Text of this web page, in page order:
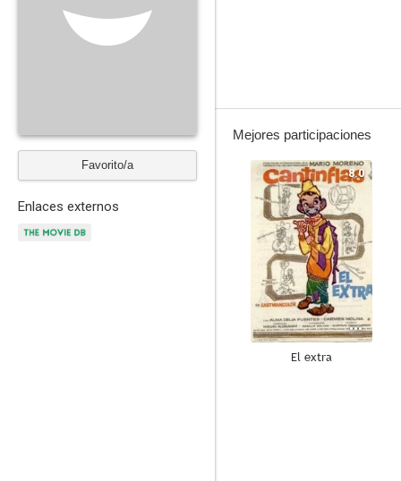
Favorito/a
Enlaces externos
Mejores participaciones
8.0
El extra